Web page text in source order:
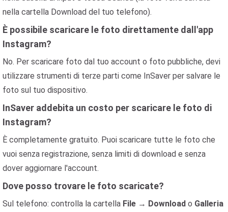
nella cartella Download del tuo telefono).
È possibile scaricare le foto direttamente dall'app
Instagram?
No. Per scaricare foto dal tuo account o foto pubbliche, devi
utilizzare strumenti di terze parti come InSaver per salvare le
foto sul tuo dispositivo.
InSaver addebita un costo per scaricare le foto di
Instagram?
È completamente gratuito. Puoi scaricare tutte le foto che
vuoi senza registrazione, senza limiti di download e senza
dover aggiornare l'account.
Dove posso trovare le foto scaricate?
Sul telefono: controlla la cartella File → Download o Galleria